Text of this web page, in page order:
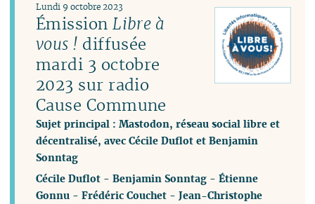
ÉmissionLibre à
vous ! diffusée
mardi 3 octobre
2023 sur radio
Cause Commune
Sujet principal : Mastodon, réseau social libre et
décentralisé, avec Cécile Duflot et Benjamin
Sonntag
Lundi 9 octobre 2023
Cécile Duflot -Benjamin Sonntag -Étienne
Gonnu -Frédéric Couchet -Jean-Christophe